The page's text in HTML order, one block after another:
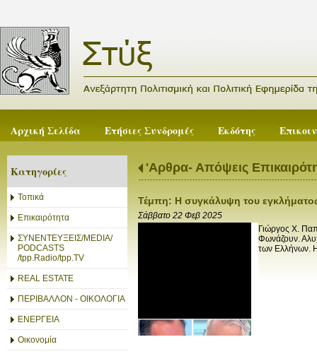
Αρχική Σελίδα Ετήσιες Συνδρομές Εκδότης
Κατηγορίες
Τοπικά
Επικαιρότητα
ΣΥΝΕΝΤΕΥΞΕΙΣ/MEDIA/
PODCASTS
/tpp.Radio/tpp.TV
REAL ESTATE
ΠΕΡΙΒΑΛΛΟΝ - ΟΙΚΟΛΟΓΙΑ
ΕΝΕΡΓΕΙΑ
Οικονομία
'Αρθρα- Απόψεις
Τέμπη: Η συγκάλυψη του
Σάββατο 22 Φεβ 2025
Γιώργος X.
Φωνάζουν.
των Ελλήνων. Η